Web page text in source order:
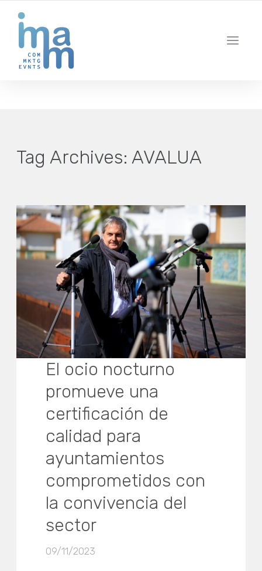
IBIZA · MADRID · BARCELONA
Tag Archives:AVALUA
El ocio nocturno
promueve una
certificación de
calidad para
ayuntamientos
comprometidos con
la convivencia del
sector
09/11/2023